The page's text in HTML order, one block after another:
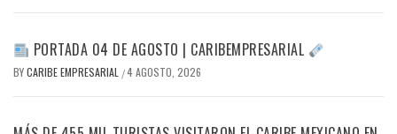
PORTADA 04 DE AGOSTO | CARIBEMPRESARIAL
BYCARIBE EMPRESARIAL /4 AGOSTO, 2026